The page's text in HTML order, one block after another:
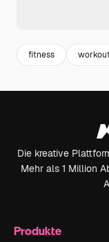
fitness
Die kreative
Mehr als 1 Million
Produkte